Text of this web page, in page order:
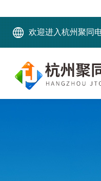
欢迎进入杭州聚同